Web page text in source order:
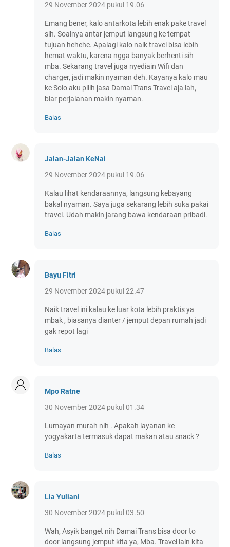
29 November 2024 pukul 19.06
Emang bener, kalo antarkota lebih enak pake travel
sih. Soalnya antar jemput langsung ke tempat
tujuan hehehe. Apalagi kalo naik travel bisa lebih
hemat waktu, karena ngga banyak berhenti sih
mba. Sekarang travel juga nyediain Wifi dan
charger, jadi makin nyaman deh. Kayanya kalo mau
ke Solo aku pilih jasa Damai Trans Travel aja lah,
biar perjalanan makin nyaman.
Balas
Jalan-Jalan KeNai
29 November 2024 pukul 19.06
Kalau lihat kendaraannya, langsung kebayang
bakal nyaman. Saya juga sekarang lebih suka pakai
travel. Udah makin jarang bawa kendaraan pribadi.
Balas
Bayu Fitri
29 November 2024 pukul 22.47
Naik travel ini kalau ke luar kota lebih praktis ya
mbak , biasanya dianter / jemput depan rumah jadi
gak repot lagi
Balas
Mpo Ratne
30 November 2024 pukul 01.34
Lumayan murah nih . Apakah layanan ke
yogyakarta termasuk dapat makan atau snack ?
Balas
Lia Yuliani
30 November 2024 pukul 03.50
Wah, Asyik banget nih Damai Trans bisa door to
door langsung jemput kita ya, Mba. Travel lain kita